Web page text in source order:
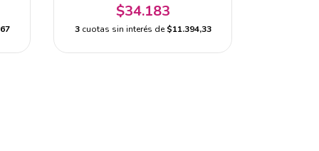
$34.183
3 cuotas sin interés de$11.394,33